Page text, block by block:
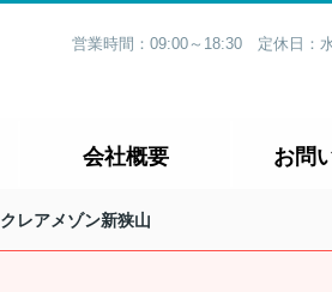
営業時間：09:00～18:30 定休日：
会社概要 お問
クレアメゾン新狭山